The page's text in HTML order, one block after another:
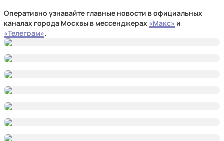
Оперативно узнавайте главные новости в официальных
каналах города Москвы в мессенджерах «Макс» и
«Телеграм».